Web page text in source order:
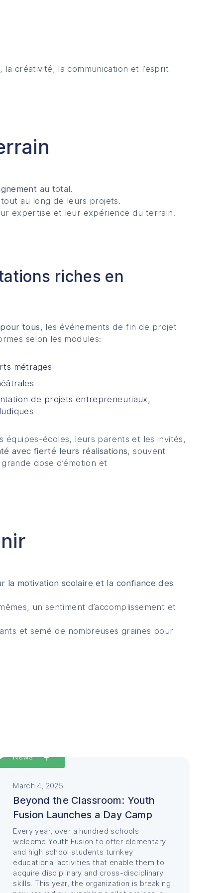
créativité, la communication et l’esprit
au total.
au long de leurs projets.
expertise et leur expérience du terrain.
riches en
tous , les événements de fin de projet
selon les modules:
métrages
de projets entrepreneuriaux,
équipes-écoles, leurs parents et les invités,
avec fierté leurs réalisations, souvent
dose d’émotion et
la motivation scolaire et la confiance des
un sentiment d’accomplissement et
et semé de nombreuses graines pour
News
March 4, 2025
Beyond the Classroom: Youth
Fusion Launches a Day Camp
Every year, over a hundred schools
welcome Youth Fusion to offer elementary
and high school students turnkey
educational activities that enable them to
acquire disciplinary and cross-disciplinary
skills. This year, the organization is breaking